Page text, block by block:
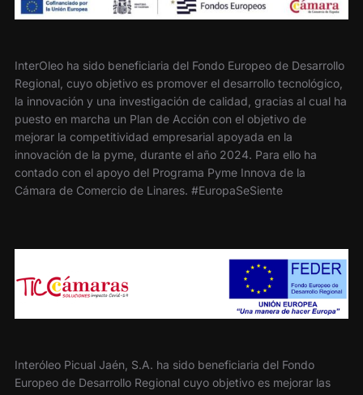
InterOleo ha sido beneficiaria del Fondo Europeo de Desarrollo
Regional, cuyo objetivo es promover el desarrollo tecnológico,
la innovación y una investigación de calidad, gracias al cual ha
puesto en marcha un Plan de Acción con el objetivo de
mejorar la competitividad empresarial apoyada en la
innovación de la pyme, durante el año 2024. Para ello ha
contado con el apoyo del Programa Pyme Innova de la
Cámara de Comercio de Linares. #EuropaSeSiente
Interóleo Picual Jaén, S.A. ha sido beneficiaria del Fondo
Europeo de Desarrollo Regional cuyo objetivo es mejorar las